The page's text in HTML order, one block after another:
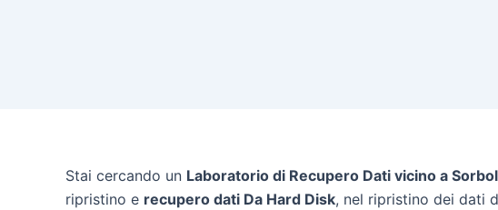
Stai cercando un Laboratorio di Recupero Dati vicino a
ripristino e recupero dati Da Hard Disk, nel ripristino dei dati